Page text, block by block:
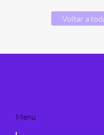
Voltar a
Menu